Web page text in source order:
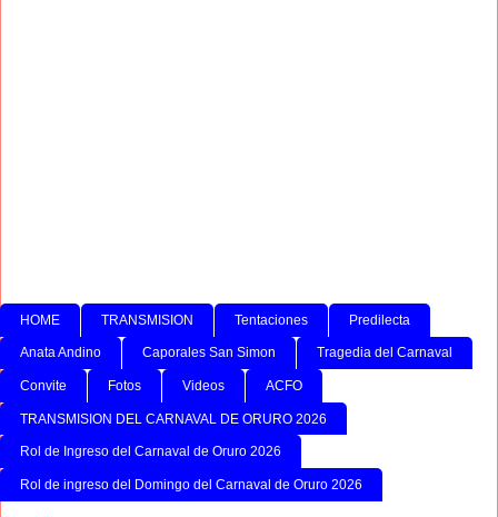
HOME TRANSMISION Tentaciones Predilecta
Anata Andino Caporales San Simon Tragedia del Carnaval
Convite Fotos Videos ACFO
TRANSMISION DEL CARNAVAL DE ORURO 2026
Rol de Ingreso del Carnaval de Oruro 2026
Rol de ingreso del Domingo del Carnaval de Oruro 2026